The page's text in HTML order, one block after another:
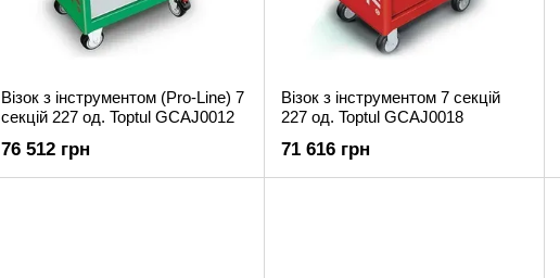
Візок з інструментом (Pro-Line) 7
секцій 227 од. Toptul GCAJ0012
76 512 грн
Візок з інструментом 7 секцій
227 од. Toptul GCAJ0018
71 616 грн